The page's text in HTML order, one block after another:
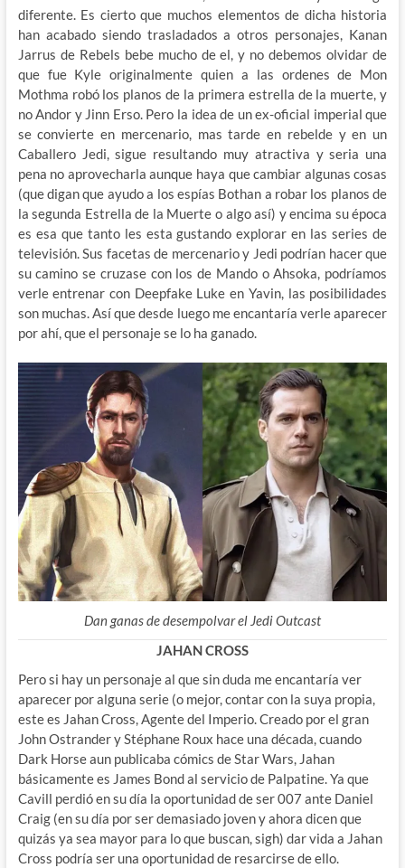
diferente. Es cierto que muchos elementos de dicha historia
han acabado siendo trasladados a otros personajes, Kanan
Jarrus de Rebels bebe mucho de el, y no debemos olvidar de
que fue Kyle originalmente quien a las ordenes de Mon
Mothma robó los planos de la primera estrella de la muerte, y
no Andor y Jinn Erso. Pero la idea de un ex-oficial imperial que
se convierte en mercenario, mas tarde en rebelde y en un
Caballero Jedi, sigue resultando muy atractiva y seria una
pena no aprovecharla aunque haya que cambiar algunas cosas
(que digan que ayudo a los espías Bothan a robar los planos de
la segunda Estrella de la Muerte o algo así) y encima su época
es esa que tanto les esta gustando explorar en las series de
televisión. Sus facetas de mercenario y Jedi podrían hacer que
su camino se cruzase con los de Mando o Ahsoka, podríamos
verle entrenar con Deepfake Luke en Yavin, las posibilidades
son muchas. Así que desde luego me encantaría verle aparecer
por ahí, que el personaje se lo ha ganado.
Dan ganas de desempolvar el Jedi Outcast
JAHAN CROSS
Pero si hay un personaje al que sin duda me encantaría ver
aparecer por alguna serie (o mejor, contar con la suya propia,
este es Jahan Cross, Agente del Imperio. Creado por el gran
John Ostrander y Stéphane Roux hace una década, cuando
Dark Horse aun publicaba cómics de Star Wars, Jahan
básicamente es James Bond al servicio de Palpatine. Ya que
Cavill perdió en su día la oportunidad de ser 007 ante Daniel
Craig (en su día por ser demasiado joven y ahora dicen que
quizás ya sea mayor para lo que buscan, sigh) dar vida a Jahan
Cross podría ser una oportunidad de resarcirse de ello.